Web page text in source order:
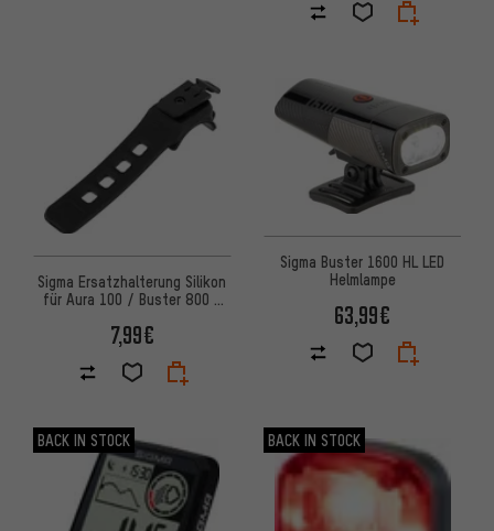
Sigma Ersatzhalterung Silikon
für Aura 100 / Buster 800 /
7,99€
Sigma Buster 1600 HL LED
Helmlampe
63,99€
BACK IN STOCK BACK IN STOCK